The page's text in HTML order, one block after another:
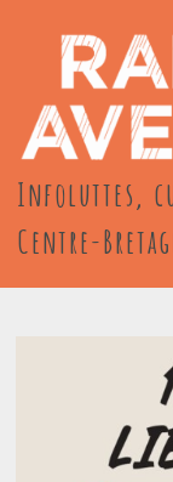
contenu
Infoluttes,
Centre-